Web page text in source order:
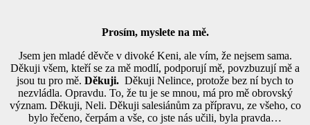
Prosím, myslete na mě.
Jsem jen mladé děvče v divoké Keni, ale vím, že nejsem sama.
Děkuji všem, kteří se za mě modlí, podporují mě, povzbuzují mě a
jsou tu pro mě. Děkuji. Děkuji Nelince, protože bez ní bych to
nezvládla. Opravdu. To, že tu je se mnou, má pro mě obrovský
význam. Děkuji, Neli. Děkuji salesiánům za přípravu, ze všeho, co
bylo řečeno, čerpám a vše, co jste nás učili, byla pravda…